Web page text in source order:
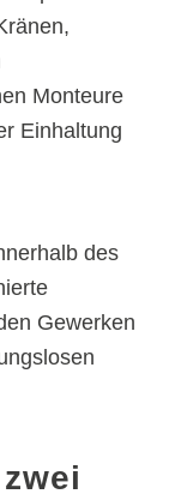
Monteure
Einhaltung
des
Gewerken